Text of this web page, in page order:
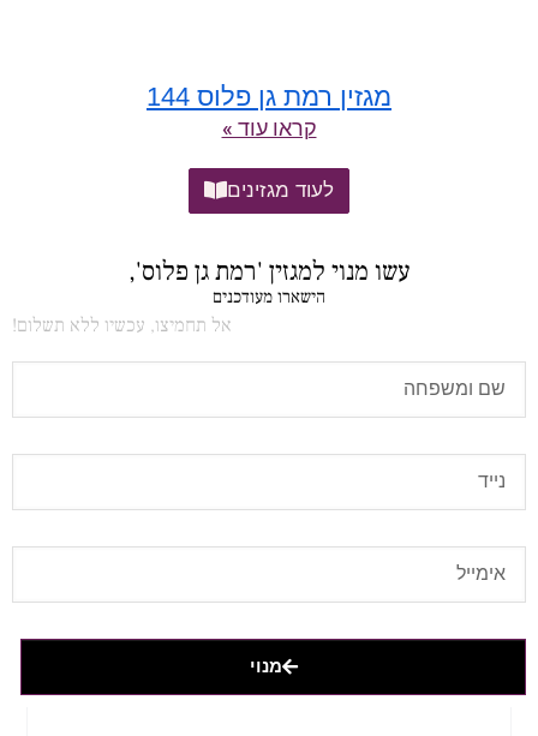
מגזין רמת גן פלוס 144
קראו עוד »
לעוד מגזינים
עשו מנוי למגזין 'רמת גן פלוס',
הישארו מעודכנים
אל תחמיצו, עכשיו ללא תשלום!
מנוי